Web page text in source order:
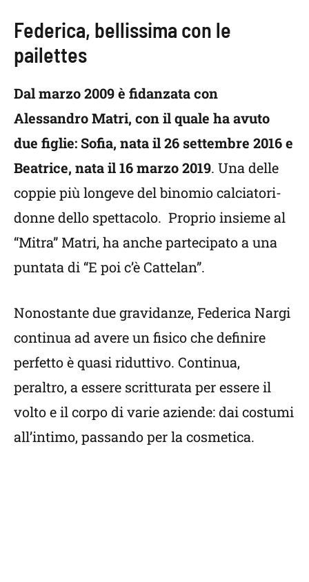
Federica, bellissima con le
pailettes
Dal marzo 2009 è fidanzata con
Alessandro Matri, con il quale ha avuto
due figlie: Sofia, nata il 26 settembre 2016 e
Beatrice, nata il 16 marzo 2019. Una delle
coppie più longeve del binomio calciatori-
donne dello spettacolo. Proprio insieme al
“Mitra” Matri, ha anche partecipato a una
puntata di “E poi c’è Cattelan”.
Nonostante due gravidanze, Federica Nargi
continua ad avere un fisico che definire
perfetto è quasi riduttivo. Continua,
peraltro, a essere scritturata per essere il
volto e il corpo di varie aziende: dai costumi
all’intimo, passando per la cosmetica.